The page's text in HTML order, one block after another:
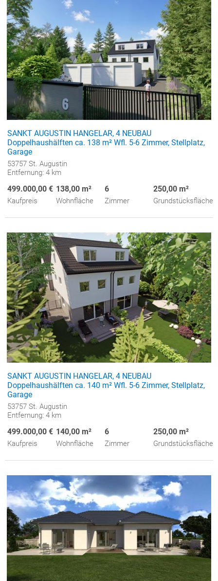
SANKT AUGUSTIN HANGELAR, 4 NEUBAU
Doppelhaushälften ca. 138 m² Wfl. 5-6 Zimmer, Stellplatz,
Garage
53757 St. Augustin
Entfernung: 4 km
499.000,00 €
Kaufpreis
138,00 m²
Wohnfläche
6
Zimmer
250,00 m²
Grundstücksfläche
SANKT AUGUSTIN HANGELAR, 4 NEUBAU
Doppelhaushälften ca. 140 m² Wfl. 5-6 Zimmer, Stellplatz,
Garage
53757 St. Augustin
Entfernung: 4 km
499.000,00 €
Kaufpreis
140,00 m²
Wohnfläche
6
Zimmer
250,00 m²
Grundstücksfläche